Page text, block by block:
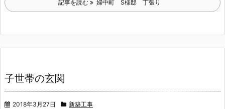
記事を読む 婦中町 S様邸 丁張り
子世帯の玄関
2018年3月27日 新築工事